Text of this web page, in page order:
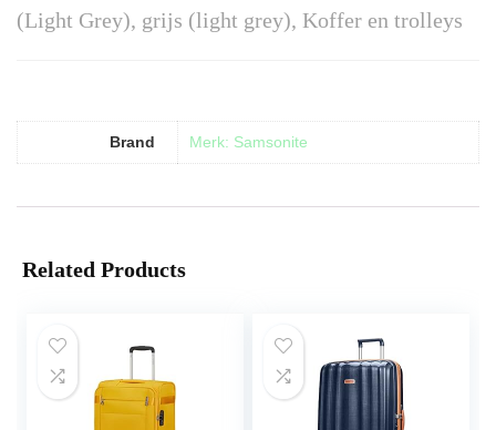
(Light Grey), grijs (light grey), Koffer en trolleys
Brand Merk: Samsonite
Related Products